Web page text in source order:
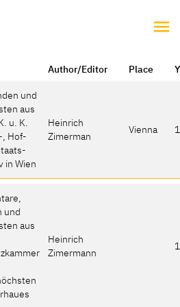
Author/Editor Place
und
aus
u. K.
, Hof-
in Wien
Heinrich
Zimerman
Vienna
und
aus
Heinrich
Zimermann